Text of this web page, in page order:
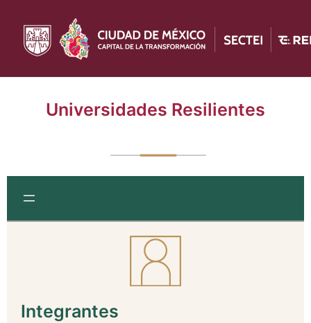
contenido
Universidades Resilientes
Integrantes